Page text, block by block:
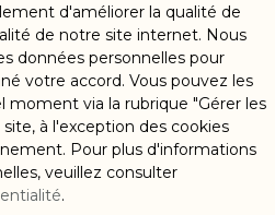
d'améliorer la qualité de
de notre site internet. Nous
données personnelles pour
votre accord. Vous pouvez les
via la rubrique ″Gérer les
à l'exception des cookies
Pour plus d'informations
veuillez consulter
.